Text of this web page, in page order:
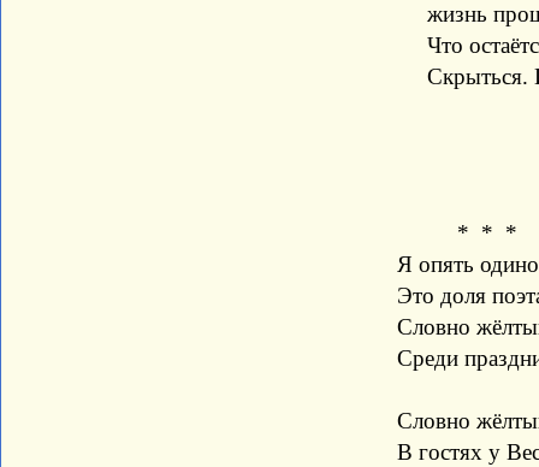
жизнь прошла
Что остаётся
Скрыться.
* * *
Я опять
Это доля
Словно жёлтый
Среди праздников
Словно жёлтый
В гостях у